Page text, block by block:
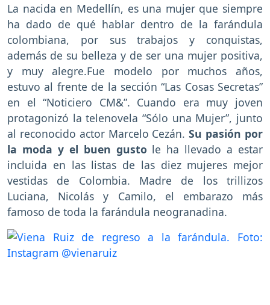
La nacida en Medellín, es una mujer que siempre
ha dado de qué hablar dentro de la farándula
colombiana, por sus trabajos y conquistas,
además de su belleza y de ser una mujer positiva,
y muy alegre.Fue modelo por muchos años,
estuvo al frente de la sección “Las Cosas Secretas”
en el “Noticiero CM&”. Cuando era muy joven
protagonizó la telenovela “Sólo una Mujer”, junto
al reconocido actor Marcelo Cezán.Su pasión por
la moda y el buen gusto le ha llevado a estar
incluida en las listas de las diez mujeres mejor
vestidas de Colombia. Madre de los trillizos
Luciana, Nicolás y Camilo, el embarazo más
famoso de toda la farándula neogranadina.